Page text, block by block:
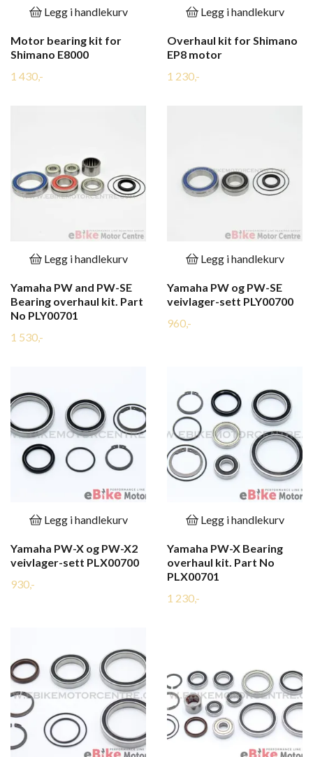
Legg i handlekurv
Motor bearing kit for
Shimano E8000
1 430,-
Legg i handlekurv
Overhaul kit for Shimano
EP8 motor
1 230,-
Legg i handlekurv
Yamaha PW and PW-SE
Bearing overhaul kit. Part
No PLY00701
1 530,-
Legg i handlekurv
Yamaha PW og PW-SE
veivlager-sett PLY00700
960,-
Legg i handlekurv
Yamaha PW-X og PW-X2
veivlager-sett PLX00700
930,-
Legg i handlekurv
Yamaha PW-X Bearing
overhaul kit. Part No
PLX00701
1 230,-